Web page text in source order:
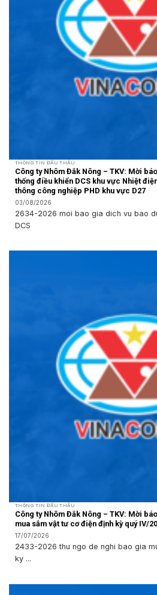
THÔNG TIN ĐẤU THẦU
Công ty Nhôm Đắk Nông – TKV: Mời
thống điều khiển DCS khu vực Nhiệt
thông công nghiệp PHD khu vực D27
03/08/2026
2634-2026 moi bao gia dich vu bao
DCS
THÔNG TIN ĐẤU THẦU
Công ty Nhôm Đắk Nông – TKV: Mời
mua sắm vật tư cơ điện định kỳ quý IV/
17/07/2026
2433-2026 thu ngo de nghi bao gia
ky ...